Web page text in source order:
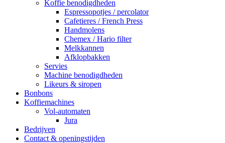
Koffie benodigdheden
Espressopotjes / percolator
Cafetieres / French Press
Handmolens
Chemex / Hario filter
Melkkannen
Afklopbakken
Servies
Machine benodigdheden
Likeurs & siropen
Bonbons
Koffiemachines
Vol-automaten
Jura
Bedrijven
Contact & openingstijden